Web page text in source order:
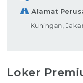
Alamat
Kuningan,
Loker